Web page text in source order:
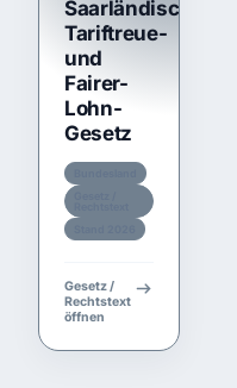
Saarländisches
Tariftreue-
und
Fairer-
Lohn-
Gesetz
Gesetz /
Rechtstext
öffnen